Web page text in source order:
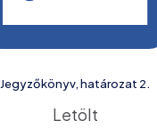
Jegyzőkönyv, határozat 2.
Letölt